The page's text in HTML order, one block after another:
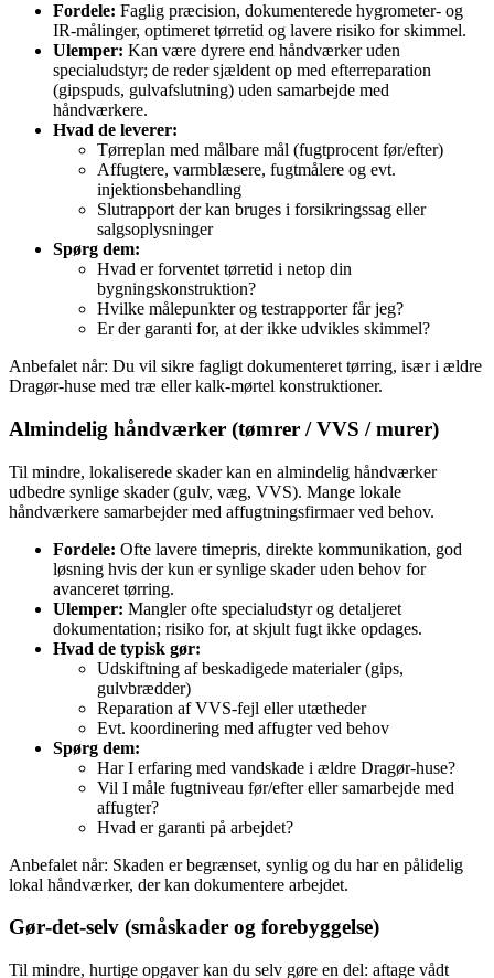
Fordele: Faglig præcision, dokumenterede hygrometer‑ og
IR‑målinger, optimeret tørretid og lavere risiko for skimmel.
Ulemper: Kan være dyrere end håndværker uden
specialudstyr; de reder sjældent op med efterreparation
(gipspuds, gulvafslutning) uden samarbejde med
håndværkere.
Hvad de leverer:
Tørreplan med målbare mål (fugtprocent før/efter)
Affugtere, varmblæsere, fugtmålere og evt.
injektionsbehandling
Slutrapport der kan bruges i forsikringssag eller
salgsoplysninger
Spørg dem:
Hvad er forventet tørretid i netop din
bygningskonstruktion?
Hvilke målepunkter og testrapporter får jeg?
Er der garanti for, at der ikke udvikles skimmel?
Anbefalet når: Du vil sikre fagligt dokumenteret tørring, især i ældre
Dragør‑huse med træ eller kalk‑mørtel konstruktioner.
Almindelig håndværker (tømrer / VVS / murer)
Til mindre, lokaliserede skader kan en almindelig håndværker
udbedre synlige skader (gulv, væg, VVS). Mange lokale
håndværkere samarbejder med affugtningsfirmaer ved behov.
Fordele: Ofte lavere timepris, direkte kommunikation, god
løsning hvis der kun er synlige skader uden behov for
avanceret tørring.
Ulemper: Mangler ofte specialudstyr og detaljeret
dokumentation; risiko for, at skjult fugt ikke opdages.
Hvad de typisk gør:
Udskiftning af beskadigede materialer (gips,
gulvbrædder)
Reparation af VVS‑fejl eller utætheder
Evt. koordinering med affugter ved behov
Spørg dem:
Har I erfaring med vandskade i ældre Dragør‑huse?
Vil I måle fugtniveau før/efter eller samarbejde med
affugter?
Hvad er garanti på arbejdet?
Anbefalet når: Skaden er begrænset, synlig og du har en pålidelig
lokal håndværker, der kan dokumentere arbejdet.
Gør‑det‑selv (småskader og forebyggelse)
Til mindre, hurtige opgaver kan du selv gøre en del: aftage vådt